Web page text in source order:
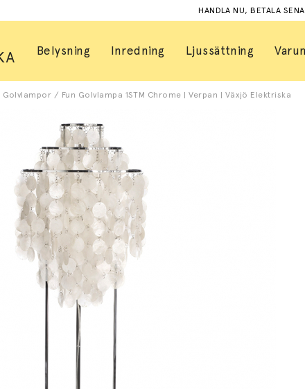
HANDLA NU, BETALA
Belysning Inredning Ljussättning
Golvlampor / Fun Golvlampa 1STM Chrome | Verpan | Växjö Elektriska